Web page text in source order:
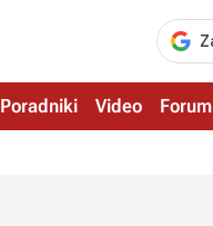
Poradniki Video Forum